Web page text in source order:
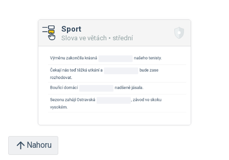
Sport
Slova ve větách • střední
Nahoru